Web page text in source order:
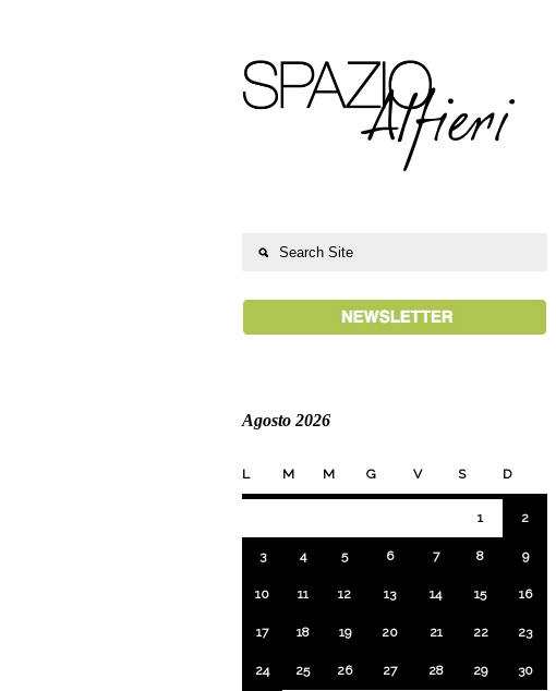
Agosto 2026
L M M G V S D
1 2
3 4 5 6 7 8 9
10 11 12 13 14 15 16
17 18 19 20 21 22 23
24 25 26 27 28 29 30